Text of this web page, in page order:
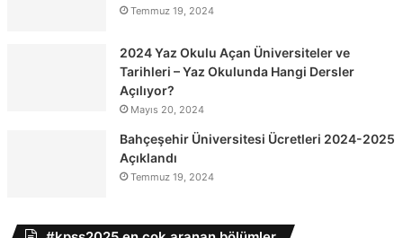
Temmuz 19, 2024
2024 Yaz Okulu Açan Üniversiteler ve
Tarihleri – Yaz Okulunda Hangi Dersler
Açılıyor?
Mayıs 20, 2024
Bahçeşehir Üniversitesi Ücretleri 2024-2025
Açıklandı
Temmuz 19, 2024